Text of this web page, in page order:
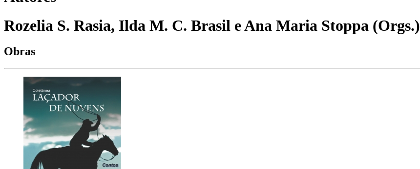
Rozelia S. Rasia, Ilda M. C. Brasil e Ana Maria Stoppa (Orgs.)
Obras